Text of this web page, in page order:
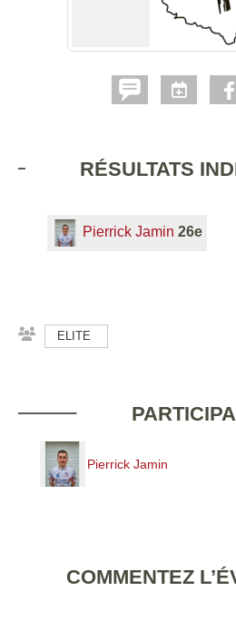
RÉSULTATS
Pierrick Jamin 26e
ELITE
Pierrick Jamin
COMMENTEZ